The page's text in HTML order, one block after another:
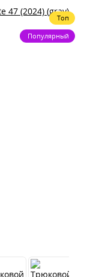
Топ
Популярный